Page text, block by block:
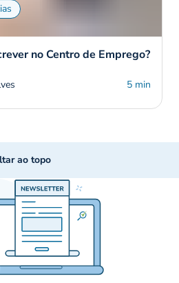
no Centro de Emprego?
5 min
ao topo